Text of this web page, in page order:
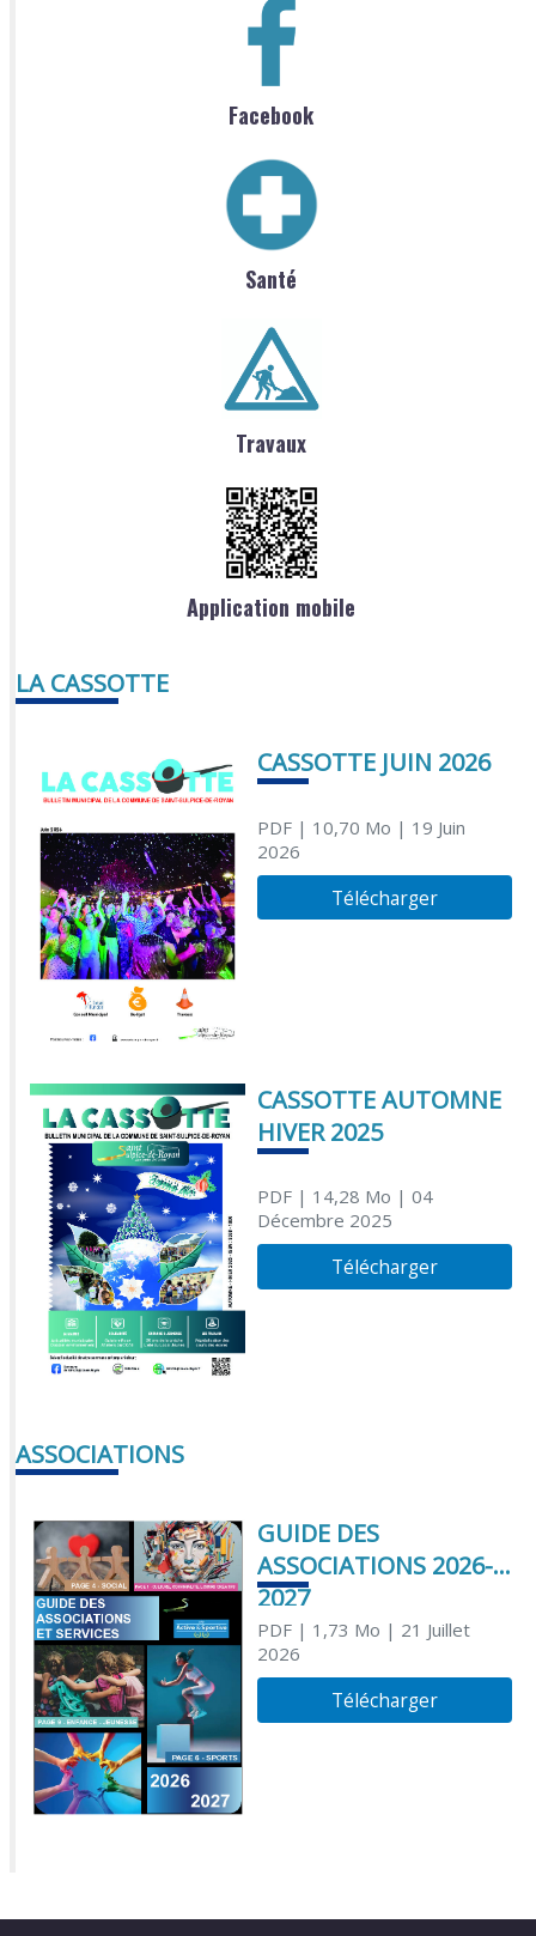
Facebook
Santé
Travaux
Application mobile
LA CASSOTTE
CASSOTTE JUIN 2026
PDF| 10,70 Mo | 19 Juin
2026
Télécharger
CASSOTTE AUTOMNE
HIVER 2025
PDF| 14,28 Mo | 04
Décembre 2025
Télécharger
ASSOCIATIONS
GUIDE DES
ASSOCIATIONS 2026-
2027
PDF| 1,73 Mo | 21 Juillet
2026
Télécharger